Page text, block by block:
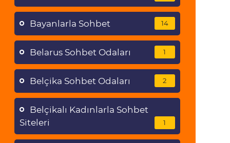
Bayanlarla Sohbet 14
Belarus Sohbet Odaları 1
Belçika Sohbet Odaları 2
Belçikalı Kadınlarla Sohbet
Siteleri
1